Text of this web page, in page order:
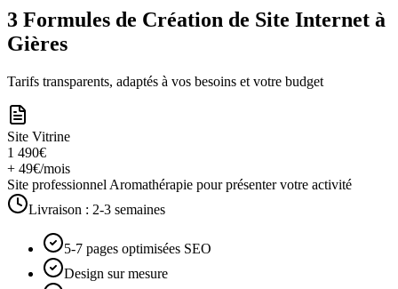
3 Formules de Création de Site Internet à
Gières
Tarifs transparents, adaptés à vos besoins et votre budget
Site Vitrine
1 490€
+ 49€/mois
Site professionnel Aromathérapie pour présenter votre activité
Livraison : 2-3 semaines
5-7 pages optimisées SEO
Design sur mesure